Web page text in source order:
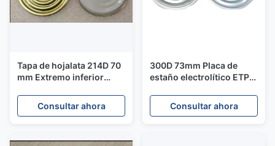
Tapa de hojalata 214D 70
mm Extremo inferior
Para latas de bebidas y
frutas
Consultar ahora
300D 73mm Placa de
estaño electrolítico ETP
embalaje de alimentos
0,18mm espesor TFS
Consultar ahora